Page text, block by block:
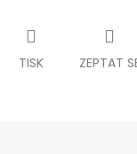
TISK ZEPTAT